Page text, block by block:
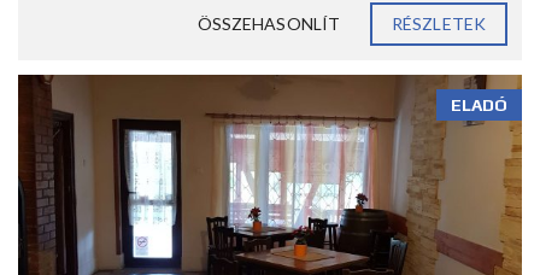
ÖSSZEHASONLÍT RÉSZLETEK
ELADÓ